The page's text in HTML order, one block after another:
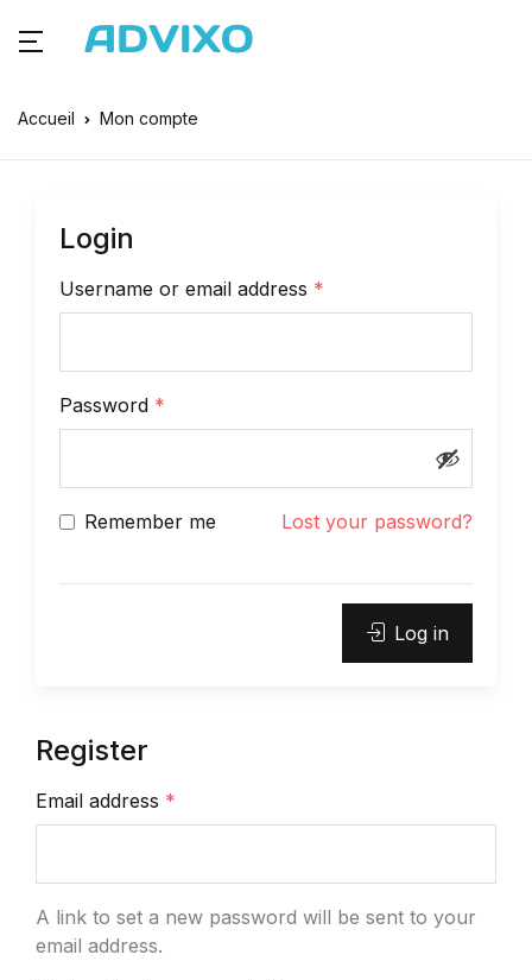
Accueil Mon compte
Login
Username or email address *
Password *
Remember me Lost your password?
Log in
Register
Email address *
A link to set a new password will be sent to your
email address.